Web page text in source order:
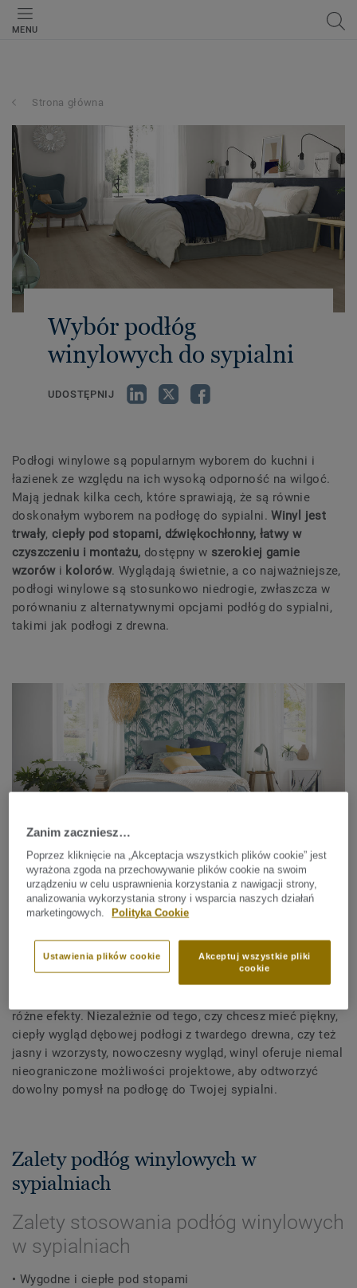
MENU
Strona główna
Wybór podłóg
winylowych do sypialni
UDOSTĘPNIJ
Podłogi winylowe są popularnym wyborem do kuchni i
łazienek ze względu na ich wysoką odporność na wilgoć.
Mają jednak kilka cech, które sprawiają, że są równie
doskonałym wyborem na podłogę do sypialni.Winyl jest
trwały,ciepły pod stopami, dźwiękochłonny, łatwy w
czyszczeniu i montażu, dostępny w szerokiej gamie
wzorów i kolorów. Wyglądają świetnie, a co najważniejsze,
podłogi winylowe są stosunkowo niedrogie, zwłaszcza w
porównaniu z alternatywnymi opcjami podłóg do sypialni,
takimi jak podłogi z drewna.
Projektypaneli winylowych (LVT)Tarkett koncentrują się
na perfekcyjnym odwzorowaniu wyglądu i dotyku drewna,
różne efekty. Niezależnie od tego, czy chcesz mieć piękny,
ciepły wygląd dębowej podłogi z twardego drewna, czy też
jasny i wzorzysty, nowoczesny wygląd, winyl oferuje niemal
nieograniczone możliwości projektowe, aby odtworzyć
dowolny pomysł na podłogę do Twojej sypialni.
Zalety podłóg winylowych w
sypialniach
Zalety stosowania podłóg winylowych
w sypialniach
• Wygodne i ciepłe pod stopami
Zanim zaczniesz…
Poprzez kliknięcie na „Akceptacja wszystkich plików cookie” jest
wyrażona zgoda na przechowywanie plików cookie na swoim
urządzeniu w celu usprawnienia korzystania z nawigacji strony,
analizowania wykorzystania strony i wsparcia naszych działań
marketingowych.
Polityka Cookie
Akceptuj wszystkie pliki
cookie
Ustawienia plików cookie